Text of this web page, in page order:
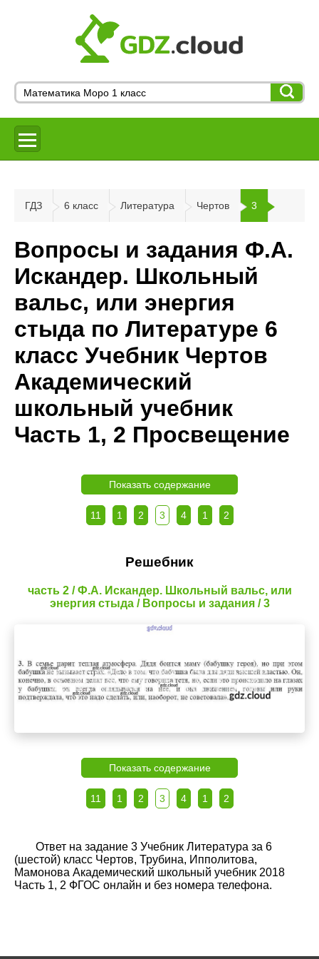
ГДЗ 6 класс Литература Чертов 3
Вопросы и задания Ф.А.
Искандер. Школьный
вальс, или энергия
стыда по Литературе 6
класс Учебник Чертов
Академический
школьный учебник
Часть 1, 2 Просвещение
Показать содержание
11 1 2 3 4 1 2
Решебник
часть 2 / Ф.А. Искандер. Школьный вальс, или
энергия стыда / Вопросы и задания / 3
Показать содержание
11 1 2 3 4 1 2
Ответ на задание 3 Учебник Литература за 6
(шестой) класс Чертов, Трубина, Ипполитова,
Мамонова Академический школьный учебник 2018
Часть 1, 2 ФГОС онлайн и без номера телефона.